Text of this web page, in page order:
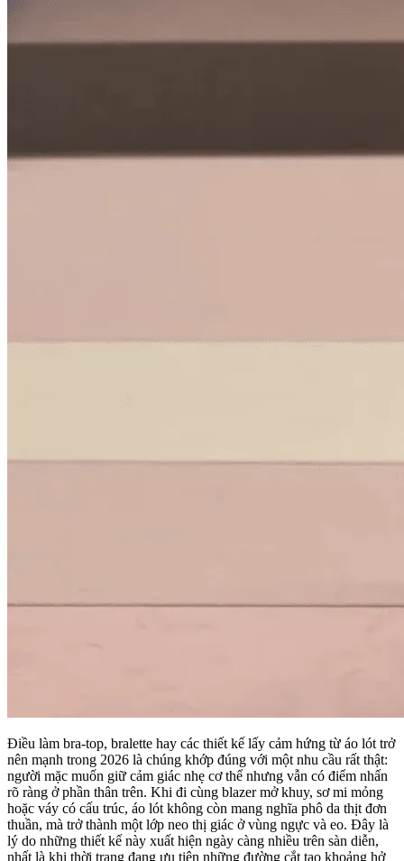
Điều làm bra-top, bralette hay các thiết kế lấy cảm hứng từ áo lót trở
nên mạnh trong 2026 là chúng khớp đúng với một nhu cầu rất thật:
người mặc muốn giữ cảm giác nhẹ cơ thể nhưng vẫn có điểm nhấn
rõ ràng ở phần thân trên. Khi đi cùng blazer mở khuy, sơ mi mỏng
hoặc váy có cấu trúc, áo lót không còn mang nghĩa phô da thịt đơn
thuần, mà trở thành một lớp neo thị giác ở vùng ngực và eo. Đây là
lý do những thiết kế này xuất hiện ngày càng nhiều trên sàn diễn,
nhất là khi thời trang đang ưu tiên những đường cắt tạo khoảng hở